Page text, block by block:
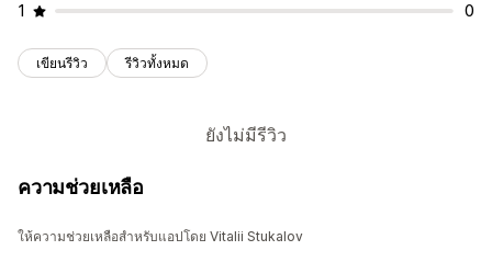
1
0
เขียนรีวิว รีวิวทั้งหมด
ยังไม่มีรีวิว
ความช่วยเหลือ
ให้ความช่วยเหลือสำหรับแอปโดย Vitalii Stukalov